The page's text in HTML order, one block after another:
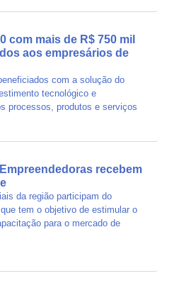
com mais de R$ 750 mil
aos empresários de
com a solução do
tecnológico e
processos, produtos e serviços
recebem
da região participam do
tem o objetivo de estimular o
para o mercado de